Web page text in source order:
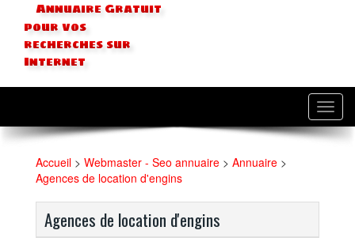
Annuaire Gratuit
pour vos
recherches sur
Internet
Accueil > Webmaster - Seo annuaire > Annuaire >
Agences de location d'engins
Agences de location d'engins